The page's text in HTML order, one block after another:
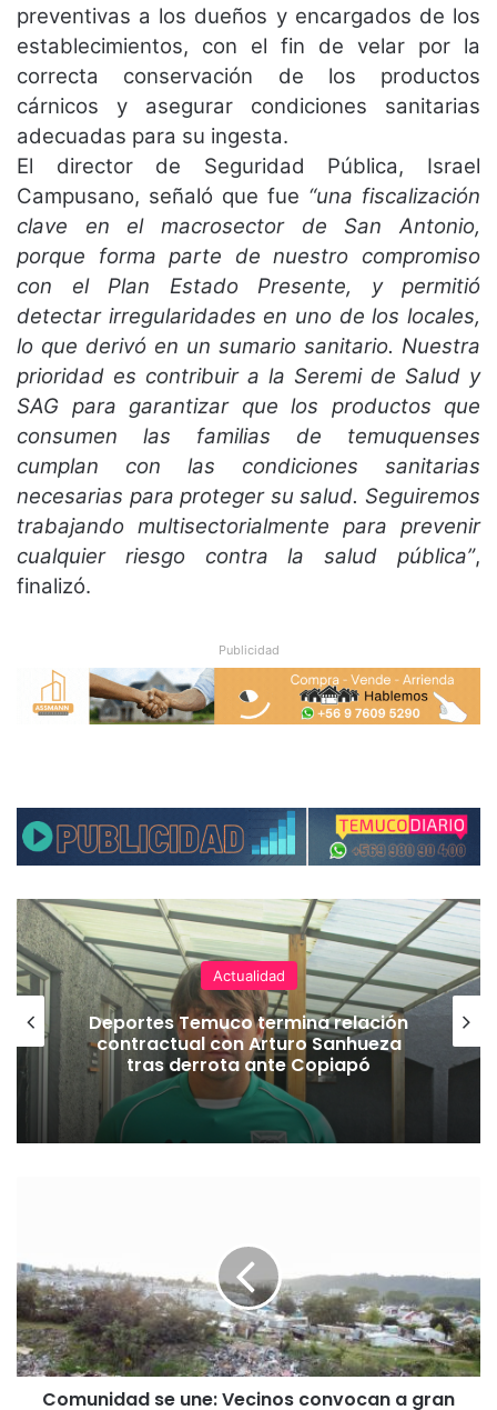
preventivas a los dueños y encargados de los
establecimientos, con el fin de velar por la
correcta conservación de los productos
cárnicos y asegurar condiciones sanitarias
adecuadas para su ingesta.
El director de Seguridad Pública, Israel
Campusano, señaló que fue “una fiscalización
clave en el macrosector de San Antonio,
porque forma parte de nuestro compromiso
con el Plan Estado Presente, y permitió
detectar irregularidades en uno de los locales,
lo que derivó en un sumario sanitario. Nuestra
prioridad es contribuir a la Seremi de Salud y
SAG para garantizar que los productos que
consumen las familias de temuquenses
cumplan con las condiciones sanitarias
necesarias para proteger su salud. Seguiremos
trabajando multisectorialmente para prevenir
cualquier riesgo contra la salud pública”,
finalizó.
Publicidad
Actualidad
Deportes Temuco termina relación
contractual con Arturo Sanhueza
tras derrota ante Copiapó
n
i
d
a
d
Comunidad se une: Vecinos convocan a gran